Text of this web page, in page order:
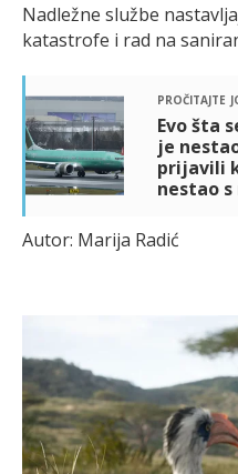
Nadležne službe
katastrofe i rad na
pročitajte
Evo šta
je
prijavili
nestao
Autor: Marija Radić